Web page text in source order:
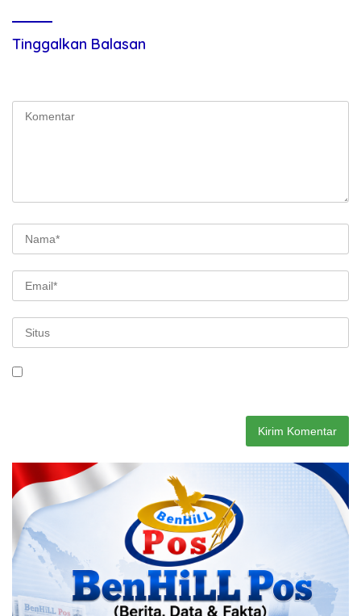
Tinggalkan Balasan